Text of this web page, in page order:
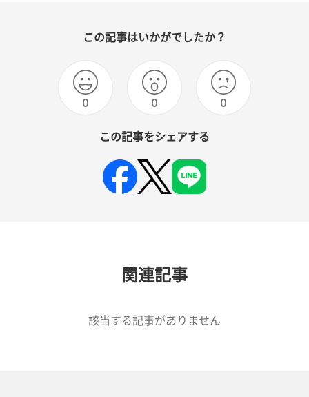
この記事はいかがでしたか？
0 0 0
この記事をシェアする
関連記事
該当する記事がありません